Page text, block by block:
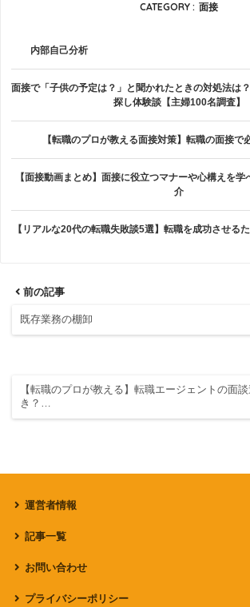
CATEGORY : 面接
内部自己分析
面接で「子供の予定は？」と聞かれたときの対処法は
探し体験談【主婦100名調査】
【転職のプロが教える面接対策】転職の面接で
【面接動画まとめ】面接に役立つマナーや心構えを
介
【リアルな20代の転職失敗談5選】転職を成功させる
前の記事
既存業務の棚卸
【転職のプロが教える】転職エージェントの面
き？…
運営者情報
記事一覧
お問い合わせ
プライバシーポリシー